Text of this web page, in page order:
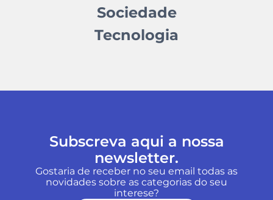
Sociedade
Tecnologia
Subscreva aqui a nossa
newsletter.
Gostaria de receber no seu email todas as
novidades sobre as categorias do seu
interese?